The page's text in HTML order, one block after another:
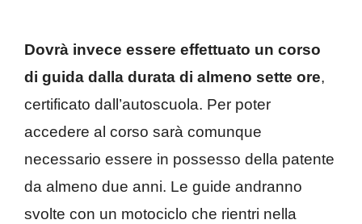
Dovrà invece essere effettuato un corso
di guida dalla durata di almeno sette ore,
certificato dall’autoscuola. Per poter
accedere al corso sarà comunque
necessario essere in possesso della patente
da almeno due anni. Le guide andranno
svolte con un motociclo che rientri nella